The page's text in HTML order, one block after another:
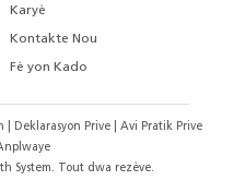
Karyè
Kontakte Nou
Fè yon Kado
Deklarasyon Prive
Avi Pratik Prive
System. Tout dwa rezève.